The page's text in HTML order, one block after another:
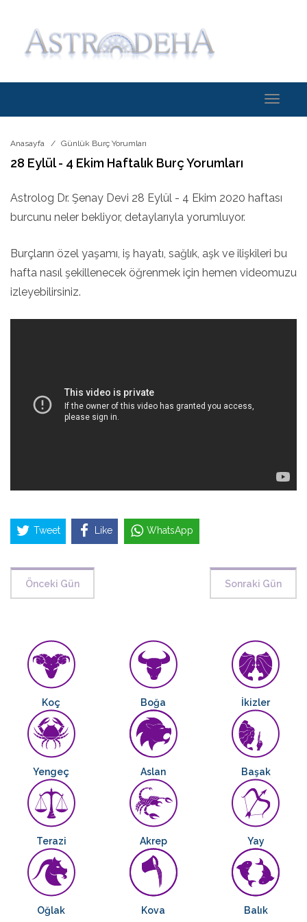
Toggle
Anasayfa Günlük Burç Yorumları
28 Eylül - 4 Ekim Haftalık Burç Yorumları
Astrolog Dr. Şenay Devi 28 Eylül - 4 Ekim 2020 haftası
burcunu neler bekliyor, detaylarıyla yorumluyor.
Burçların özel yaşamı, iş hayatı, sağlık, aşk ve ilişkileri bu
hafta nasıl şekillenecek öğrenmek için hemen videomuzu
izleyebilirsiniz.
Tweet Like WhatsApp
Önceki Gün Sonraki Gün
Koç Boğa İkizler
Yengeç Aslan Başak
Terazi Akrep Yay
Oğlak Kova Balık